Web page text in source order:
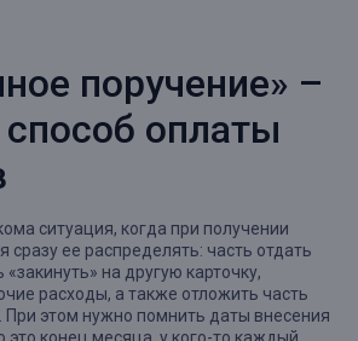
поручение» –
оплаты
ситуация, когда при получении
сразу ее распределять: часть отдать
на другую карточку,
расходы, а также отложить часть
При этом нужно помнить даты внесения